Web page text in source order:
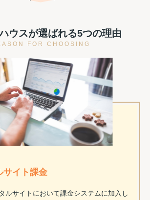
ウスが選ばれる5つの理由
FOR CHOOSING
サイト課金
ルサイトにおいて課金システムに加入し